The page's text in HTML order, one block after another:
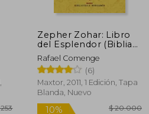
$ 58.421 dcto.
Zepher Zohar: Libro
del Esplendor (Biblia
de la Cabala)
Rafael Comenge
(6)
Maxtor, 2011, 1 Edición, Tapa
Blanda, Nuevo